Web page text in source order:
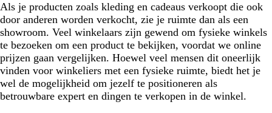
Als je producten zoals kleding en cadeaus verkoopt die ook
door anderen worden verkocht, zie je ruimte dan als een
showroom. Veel winkelaars zijn gewend om fysieke winkels
te bezoeken om een product te bekijken, voordat we online
prijzen gaan vergelijken. Hoewel veel mensen dit oneerlijk
vinden voor winkeliers met een fysieke ruimte, biedt het je
wel de mogelijkheid om jezelf te positioneren als
betrouwbare expert en dingen te verkopen in de winkel.